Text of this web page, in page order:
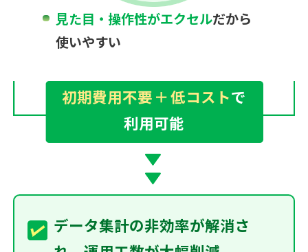
見た目・操作性がエクセルだから
使いやすい
初期費用不要＋低コストで
利用可能
データ集計の非効率が解消さ